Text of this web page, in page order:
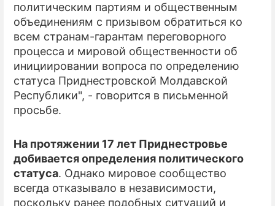
О ПРОЕКТЕ
политическим партиям и общественным
объединениям с призывом обратиться ко
всем странам-гарантам переговорного
процесса и мировой общественности об
инициировании вопроса по определению
статуса Приднестровской Молдавской
Республики", - говорится в письменной
просьбе.
На протяжении 17 лет Приднестровье
добивается определения политического
статуса. Однако мировое сообщество
всегда отказывало в независимости,
поскольку ранее подобных ситуаций и